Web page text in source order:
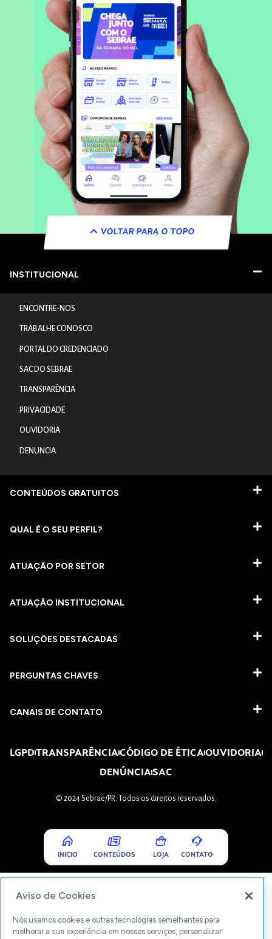
VOLTAR PARA O TOPO
INSTITUCIONAL
ENCONTRE-NOS
TRABALHE CONOSCO
PORTAL DO CREDENCIADO
SAC DO SEBRAE
TRANSPARÊNCIA
PRIVACIDADE
OUVIDORIA
DENUNCIA
CONTEÚDOS GRATUITOS
QUAL É O SEU PERFIL?
ATUAÇÃO POR SETOR
ATUAÇÃO INSTITUCIONAL
SOLUÇÕES DESTACADAS
PERGUNTAS CHAVES​
CANAIS DE CONTATO
LGPDTRANSPARÊNCIACÓDIGO DE ÉTICAOUVIDORIA
DENÚNCIASAC
© 2024 Sebrae/PR. Todos os direitos reservados.
INICIO CONTEÚDOS LOJA CONTATO
Aviso de Cookies
Nós usamos cookies e outras tecnologias semelhantes para
melhorar a sua experiência em nossos serviços, personalizar